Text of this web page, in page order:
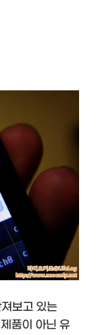
보고 있는
품이 아닌 유